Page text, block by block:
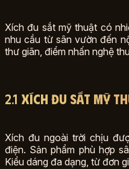
Xích đu sắt mỹ thuật có
nhu cầu từ sân vườn đến
thư giãn, điểm nhấn nghệ
2.1 Xích đu sắt mỹ
Xích đu ngoài trời chịu
điện. Sản phẩm phù hợp
Kiểu dáng đa dạng, từ đơn